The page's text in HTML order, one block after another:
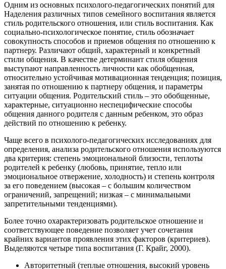
Одним из основных психолого-педагогических понятий для
Наделения различных типов семейного воспитания является
стиль родительского отношения, или стиль воспитания. Как
социально-психологическое понятие, стиль обозначает
совокупность способов и приемов общения по отношению к
партнеру. Различают общий, характерный и конкретный
стили общения. В качестве детерминант стиля общения
выступают направленность личности как обобщенная,
относительно устойчивая мотивационная тенденция; позиция,
занятая по отношению к партнеру общения, и параметры
ситуации общения. Родительский стиль – это обобщенные,
характерные, ситуационно неспецифические способы
общения данного родителя с данным ребенком, это образ
действий по отношению к ребенку.
Чаще всего в психолого-педагогических исследованиях для
определения, анализа родительского отношения используются
два критерия: степень эмоциональной близости, теплоты
родителей к ребенку (любовь, принятие, тепло или
эмоциональное отвержение, холодность) и степень контроля
за его поведением (высокая – с большим количеством
ограничений, запрещений; низкая – с минимальными
запретительными тенденциями).
Более точно охарактеризовать родительское отношение и
соответствующее поведение позволяет учет сочетания
крайних вариантов проявления этих факторов (критериев).
Выделяются четыре типа воспитания (Г. Крайг, 2000).
Авторитетный (теплые отношения, высокий уровень